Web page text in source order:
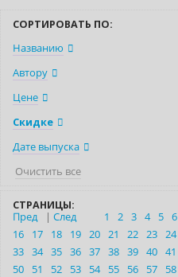
СОРТИРОВАТЬ ПО:
Названию
Автору
Цене
Скидке
Дате выпуска
Очистить все
СТРАНИЦЫ:
Пред
| След 1 2 3 4 5 6
16
17 18 19 20 21 22 23 24
33 34 35 36 37 38 39 40 41
50
51 52 53 54 55 56 57 58